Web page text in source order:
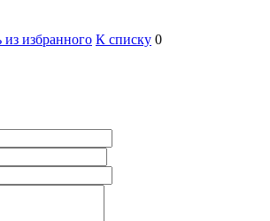
из избранного К списку 0